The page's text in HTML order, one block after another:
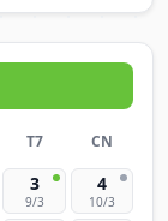
T7 CN
3
9/3
4
10/3